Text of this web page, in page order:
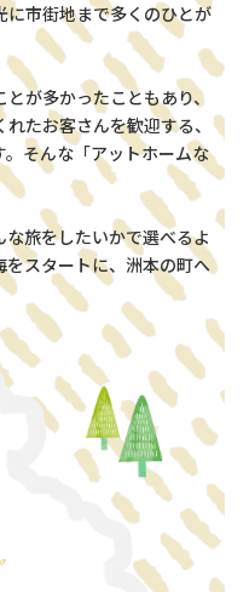
市街地まで多くのひとが
が多かったこともあり、
たお客さんを歓迎する、
そんな「アットホームな
旅をしたいかで選べるよ
スタートに、洲本の町へ